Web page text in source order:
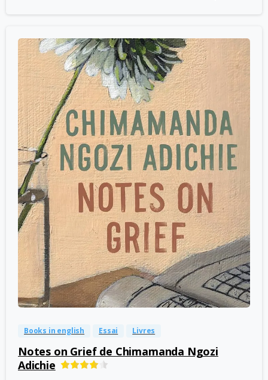
0 -
Books in english Essai Livres
Notes on Grief de Chimamanda Ngozi
Adichie